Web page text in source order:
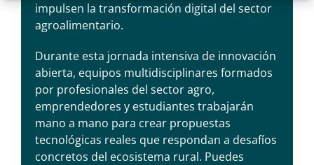
impulsen la transformación digital del sector
agroalimentario.
Durante esta jornada intensiva de innovación
abierta, equipos multidisciplinares formados
por profesionales del sector agro,
emprendedores y estudiantes trabajarán
mano a mano para crear propuestas
tecnológicas reales que respondan a desafíos
concretos del ecosistema rural. Puedes